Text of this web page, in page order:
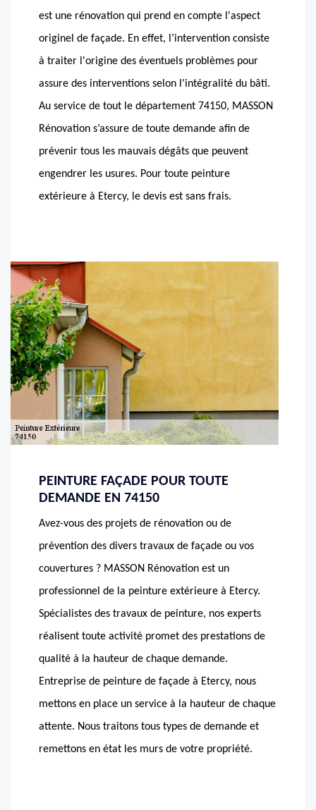
est une rénovation qui prend en compte l'aspect
originel de façade. En effet, l’intervention consiste
à traiter l'origine des éventuels problèmes pour
assure des interventions selon l'intégralité du bâti.
Au service de tout le département 74150, MASSON
Rénovation s’assure de toute demande afin de
prévenir tous les mauvais dégâts que peuvent
engendrer les usures. Pour toute peinture
extérieure à Etercy, le devis est sans frais.
PEINTURE FAÇADE POUR TOUTE
DEMANDE EN 74150
Avez-vous des projets de rénovation ou de
prévention des divers travaux de façade ou vos
couvertures ? MASSON Rénovation est un
professionnel de la peinture extérieure à Etercy.
Spécialistes des travaux de peinture, nos experts
réalisent toute activité promet des prestations de
qualité à la hauteur de chaque demande.
Entreprise de peinture de façade à Etercy, nous
mettons en place un service à la hauteur de chaque
attente. Nous traitons tous types de demande et
remettons en état les murs de votre propriété.